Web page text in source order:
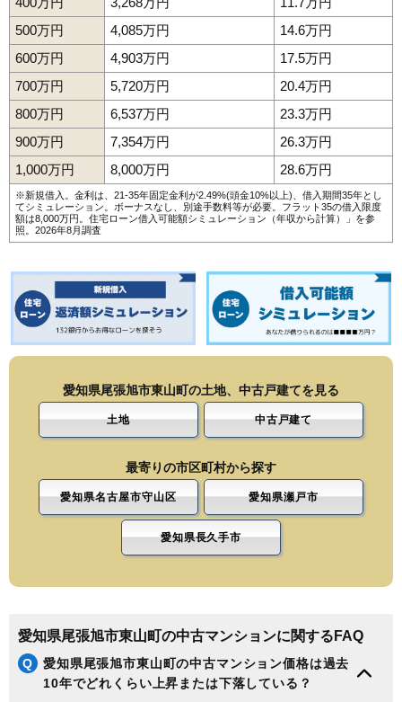
500万円
4,085万円
14.6万円
600万円
4,903万円
17.5万円
700万円
5,720万円
20.4万円
800万円
6,537万円
23.3万円
900万円
7,354万円
26.3万円
1,000万円
8,000万円 28.6万円
※新規借入。金利は、21-35年固定金利が2.49%(頭金10%以上)、借入期間35年とし
てシミュレーション。ボーナスなし、別途手数料等が必要。フラット35の借入限度
額は8,000万円。 住宅ローン借入可能額シミュレーション（年収から計算）
」を参
照。2026年8月調査
愛知県尾張旭市東山町の土地、中古戸建てを見る
土地 中古戸建て
最寄りの市区町村から探す
愛知県名古屋市守山区 愛知県瀬戸市
愛知県長久手市
愛知県尾張旭市東山町の中古マンションに関するFAQ
Q
愛知県尾張旭市東山町の中古マンション価格は過去
10年でどれくらい上昇または下落している？